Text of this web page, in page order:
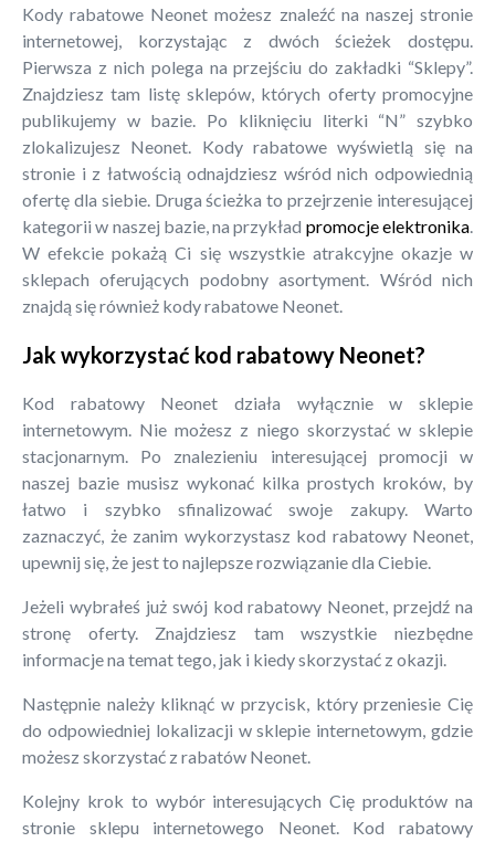
Kody rabatowe Neonet możesz znaleźć na naszej stronie
internetowej, korzystając z dwóch ścieżek dostępu.
Pierwsza z nich polega na przejściu do zakładki “Sklepy”.
Znajdziesz tam listę sklepów, których oferty promocyjne
publikujemy w bazie. Po kliknięciu literki “N” szybko
zlokalizujesz Neonet. Kody rabatowe wyświetlą się na
stronie i z łatwością odnajdziesz wśród nich odpowiednią
ofertę dla siebie. Druga ścieżka to przejrzenie interesującej
kategorii w naszej bazie, na przykład promocje elektronika.
W efekcie pokażą Ci się wszystkie atrakcyjne okazje w
sklepach oferujących podobny asortyment. Wśród nich
znajdą się również kody rabatowe Neonet.
Jak wykorzystać kod rabatowy Neonet?
Kod rabatowy Neonet działa wyłącznie w sklepie
internetowym. Nie możesz z niego skorzystać w sklepie
stacjonarnym. Po znalezieniu interesującej promocji w
naszej bazie musisz wykonać kilka prostych kroków, by
łatwo i szybko sfinalizować swoje zakupy. Warto
zaznaczyć, że zanim wykorzystasz kod rabatowy Neonet,
upewnij się, że jest to najlepsze rozwiązanie dla Ciebie.
Jeżeli wybrałeś już swój kod rabatowy Neonet, przejdź na
stronę oferty. Znajdziesz tam wszystkie niezbędne
informacje na temat tego, jak i kiedy skorzystać z okazji.
Następnie należy kliknąć w przycisk, który przeniesie Cię
do odpowiedniej lokalizacji w sklepie internetowym, gdzie
możesz skorzystać z rabatów Neonet.
Kolejny krok to wybór interesujących Cię produktów na
stronie sklepu internetowego Neonet. Kod rabatowy